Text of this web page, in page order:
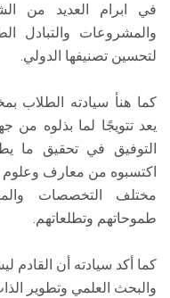
في ابرام العديد من
والمشروعات والتبادل
لتحسين تصنيفها الدولي.
كما هنأ سيادته الطلاب
يعد تتويجًا لما بذلوه من
التوفيق في تحقيق ما
اكتسبوه من معارف
مختلف التخصصات
طموحاتهم وتطلعاتهم.
كما أكد سيادته أن القادم
والبحث العلمي وتطوير